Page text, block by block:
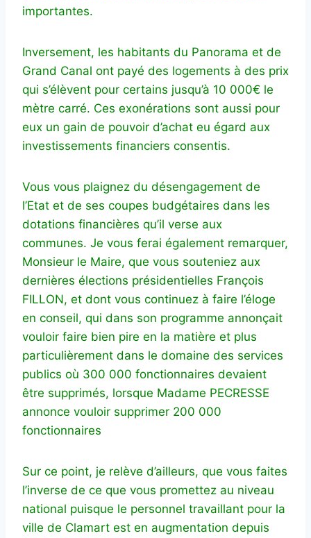
importantes.
Inversement, les habitants du Panorama et de
Grand Canal ont payé des logements à des prix
qui s’élèvent pour certains jusqu’à 10 000€ le
mètre carré. Ces exonérations sont aussi pour
eux un gain de pouvoir d’achat eu égard aux
investissements financiers consentis.
Vous vous plaignez du désengagement de
l’Etat et de ses coupes budgétaires dans les
dotations financières qu’il verse aux
communes. Je vous ferai également remarquer,
Monsieur le Maire, que vous souteniez aux
dernières élections présidentielles François
FILLON, et dont vous continuez à faire l’éloge
en conseil, qui dans son programme annonçait
vouloir faire bien pire en la matière et plus
particulièrement dans le domaine des services
publics où 300 000 fonctionnaires devaient
être supprimés, lorsque Madame PECRESSE
annonce vouloir supprimer 200 000
fonctionnaires
Sur ce point, je relève d’ailleurs, que vous faites
l’inverse de ce que vous promettez au niveau
national puisque le personnel travaillant pour la
ville de Clamart est en augmentation depuis